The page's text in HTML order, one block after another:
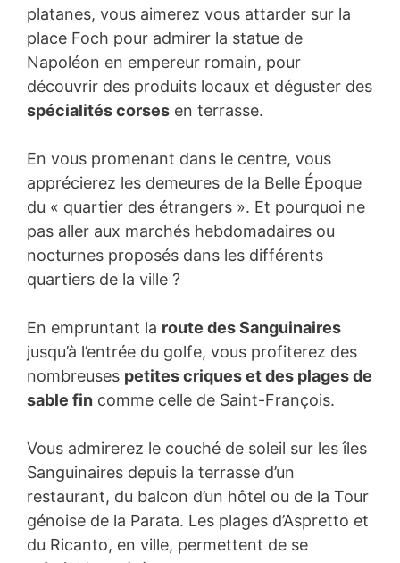
platanes, vous aimerez vous attarder sur la
place Foch pour admirer la statue de
Napoléon en empereur romain, pour
découvrir des produits locaux et déguster des
spécialités corses en terrasse.
En vous promenant dans le centre, vous
apprécierez les demeures de la Belle Époque
du « quartier des étrangers ». Et pourquoi ne
pas aller aux marchés hebdomadaires ou
nocturnes proposés dans les différents
quartiers de la ville ?
En empruntant la route des Sanguinaires
jusqu’à l’entrée du golfe, vous profiterez des
nombreuses petites criques et des plages de
sable fin comme celle de Saint-François.
Vous admirerez le couché de soleil sur les îles
Sanguinaires depuis la terrasse d’un
restaurant, du balcon d’un hôtel ou de la Tour
génoise de la Parata. Les plages d’Aspretto et
du Ricanto, en ville, permettent de se